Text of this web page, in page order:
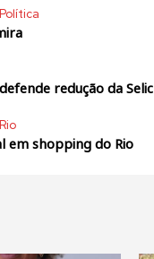
redução da Selic
em shopping do Rio